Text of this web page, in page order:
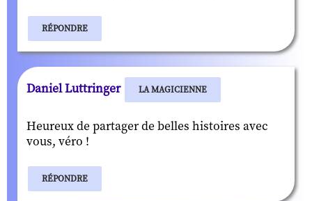
RÉPONDRE
Daniel Luttringer LA MAGICIENNE
Heureux de partager de belles histoires avec
vous, véro !
RÉPONDRE